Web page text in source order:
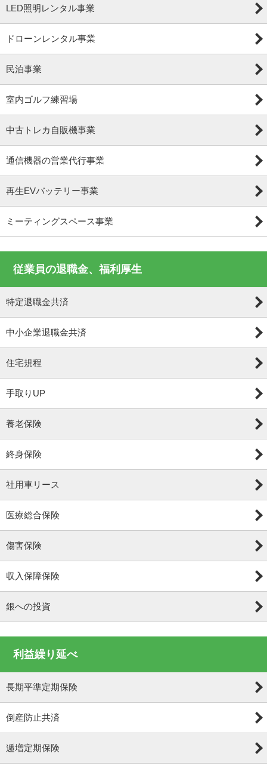
LED照明レンタル事業
ドローンレンタル事業
民泊事業
室内ゴルフ練習場
中古トレカ自販機事業
通信機器の営業代行事業
再生EVバッテリー事業
ミーティングスペース事業
従業員の退職金、福利厚生
特定退職金共済
中小企業退職金共済
住宅規程
手取りUP
養老保険
終身保険
社用車リース
医療総合保険
傷害保険
収入保障保険
銀への投資
利益繰り延べ
長期平準定期保険
倒産防止共済
逓増定期保険